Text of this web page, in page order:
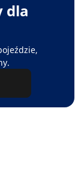
dla